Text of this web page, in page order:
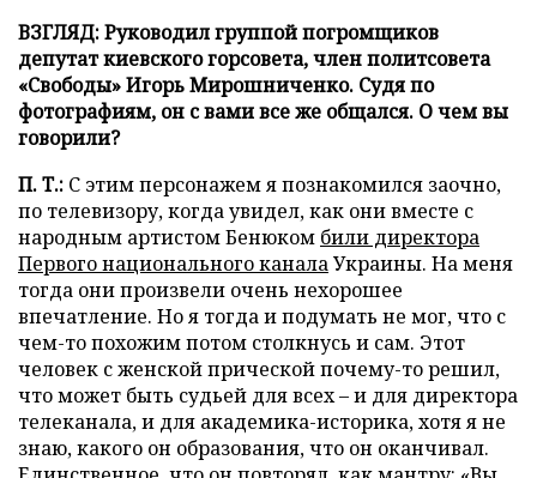
ВЗГЛЯД: Руководил группой погромщиков
депутат киевского горсовета, член политсовета
«Свободы» Игорь Мирошниченко. Судя по
фотографиям, он с вами все же общался. О чем вы
говорили?
П. Т.: С этим персонажем я познакомился заочно,
по телевизору, когда увидел, как они вместе с
народным артистом Бенюком били директора
Первого национального каналаУкраины. На меня
тогда они произвели очень нехорошее
впечатление. Но я тогда и подумать не мог, что с
чем-то похожим потом столкнусь и сам. Этот
человек с женской прической почему-то решил,
что может быть судьей для всех – и для директора
телеканала, и для академика-историка, хотя я не
знаю, какого он образования, что он оканчивал.